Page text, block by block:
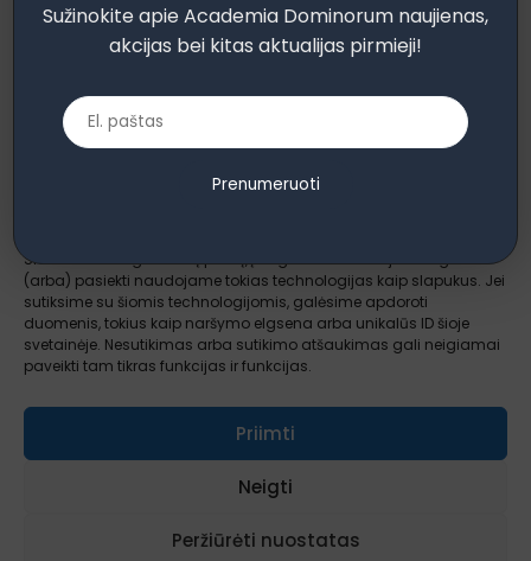
Tvarkyti sutikimą dėl
Siekdami teikti geriausią patirtį, įrenginio informacijai saugoti ir
(arba) pasiekti naudojame tokias technologijas kaip slapukus. Jei
sutiksime su šiomis technologijomis, galėsime apdoroti
duomenis, tokius kaip naršymo elgsena arba unikalūs ID šioje
svetainėje. Nesutikimas arba sutikimo atšaukimas gali neigiamai
paveikti tam tikras funkcijas ir funkcijas.
Priimti
Neigti
Peržiūrėti nuostatas
Prenumeruokite mūsų naujienlaiškį
Apie mus Paslaugos
Atsiliepimai
Įžvalgos
Kontaktai Sąlygos ir taisyklės
Sužinokite apie Academia Dominorum naujienas,
akcijas bei kitas aktualijas pirmieji!
Prenumeruoti